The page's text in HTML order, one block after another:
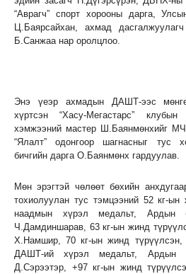
“Аврагч” спорт хорооны дарга,
Ц.Баярсайхан, ахмад
Б.Санжаа нар оролцлоо.
Энэ үеэр ахмадын ДАШТ-ээс
хүртсэн “Хасу-Мегастарс”
хэмжээний мастер Ш.Баянмөнхийг
“Ялалт” одонгоор шагнасныг тус
бичгийн дарга О.Баянмөнх гардуулав.
Мөн эрэгтэй чөлөөт бөхийн
тохиолуулан тус тэмцээний 52 кг-
наадмын хүрэл медальт, Ардын
Ч.Дамдиншарав, 63 кг-ын жинд
Х.Намшир, 70 кг-ын жинд
ДАШТ-ий хүрэл медальт, Ардын
Д.Сэрээтэр, +97 кг-ын жинд